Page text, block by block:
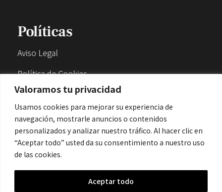
Valoramos tu privacidad
Usamos cookies para mejorar su experiencia de
navegación, mostrarle anuncios o contenidos
personalizados y analizar nuestro tráfico. Al hacer clic en
“Aceptar todo” usted da su consentimiento a nuestro uso
de las cookies.
Aceptar todo
Políticas
Aviso Legal
Política de Cookies
Política de Privacidad
Contacto